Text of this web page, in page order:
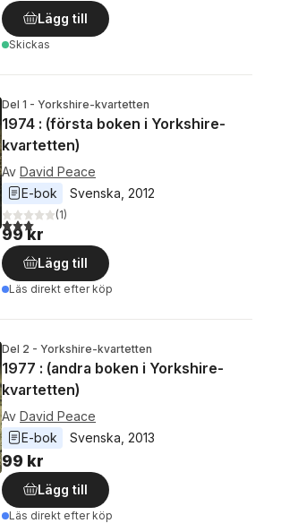
Lägg till
Skickas
Del 1 - Yorkshire-kvartetten
1974 : (första boken i Yorkshire-
kvartetten)
Av David Peace
E-bok
Svenska 2012
3,0utav 5 stjärnor. Totalt antal röster:
(1)
99 kr
Lägg till
Läs direkt efter köp
Del 2 - Yorkshire-kvartetten
1977 : (andra boken i Yorkshire-
kvartetten)
Av David Peace
E-bok
Svenska 2013
99 kr
Lägg till
Läs direkt efter köp